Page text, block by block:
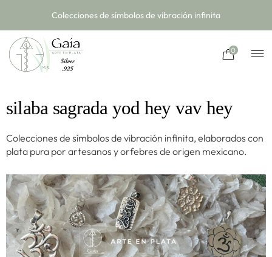
Colecciones de símbolos de vibración infinita
0
silaba sagrada yod hey vav hey
Colecciones de símbolos de vibración infinita, elaborados con
plata pura por artesanos y orfebres de origen mexicano.